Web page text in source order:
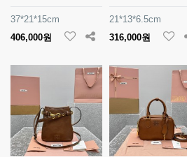
37*21*15cm
406,000원
21*13*6.5cm
316,000원